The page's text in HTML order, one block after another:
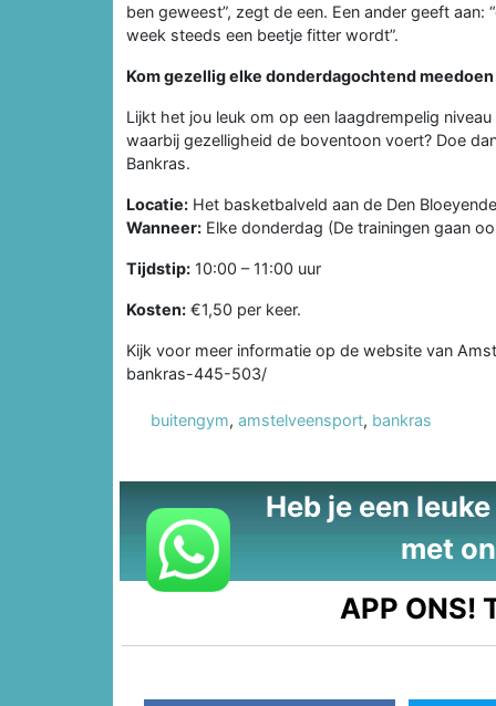
ben geweest”, zegt de een. Een ander geeft
week steeds een beetje fitter wordt”.
Kom gezellig elke donderdagochtend meedoen
Lijkt het jou leuk om op een laagdrempelig
waarbij gezelligheid de boventoon voert? Doe
Bankras.
Locatie: Het basketbalveld aan de Den
Wanneer: Elke donderdag (De trainingen gaan
Tijdstip: 10:00 – 11:00 uur
Kosten: €1,50 per keer.
Kijk voor meer informatie op de website van
bankras-445-503/
buitengym, amstelveensport, bankras
Heb je een
met
APP ONS!